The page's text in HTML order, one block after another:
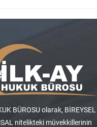
BÜROSU olarak, BİREYSEL
nitelikteki müvekkillerinin